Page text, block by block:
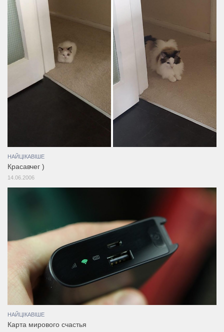
НАЙЦІКАВІШЕ
Красавчег )
14.06.2006
НАЙЦІКАВІШЕ
Карта мирового счастья